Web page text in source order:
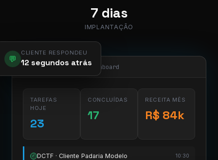
7 dias
IMPLANTAÇÃO
💬
CLIENTE RESPONDEU
12 segundos atrás
app.pier.mobi/dashboard
TAREFAS
HOJE
23
CONCLUÍDAS
17
RECEITA MÊS
R$ 84k
✓ DCTF · Cliente Padaria Modelo 10:30